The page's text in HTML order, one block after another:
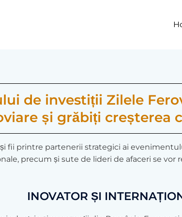
de investiții Zilele
și grăbiți creșterea
fii printre partenerii strategici ai
precum și sute de lideri de afaceri se vor
INOVATOR ȘI